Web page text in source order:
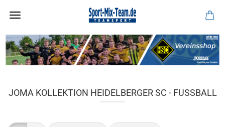
JOMA KOLLEKTION HEIDELBERGER SC - FUSSBALL